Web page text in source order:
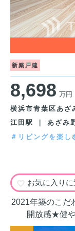
新築戸建
8,698 万円
横浜市青葉区あざ
江田駅 ｜ あざみ
＃リビングを楽し
お気に入りに
2021年築のこだ
開放感★健